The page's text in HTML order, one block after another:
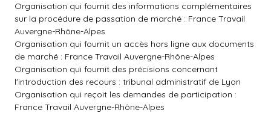
Organisation qui fournit des informations complémentaires
sur la procédure de passation de marché : France Travail
Auvergne-Rhône-Alpes
Organisation qui fournit un accès hors ligne aux documents
de marché : France Travail Auvergne-Rhône-Alpes
Organisation qui fournit des précisions concernant
l'introduction des recours : tribunal administratif de Lyon
Organisation qui reçoit les demandes de participation :
France Travail Auvergne-Rhône-Alpes